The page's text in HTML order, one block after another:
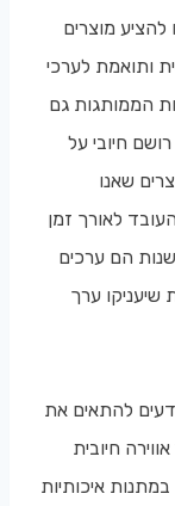
מוצרים
ותואמת לערכי
הממותגות גם
רושם חיובי על
שאנו
לאורך זמן
הם ערכים
שיעניקו ערך
אנו יודעים להתאים את
חיובית
איכותיות